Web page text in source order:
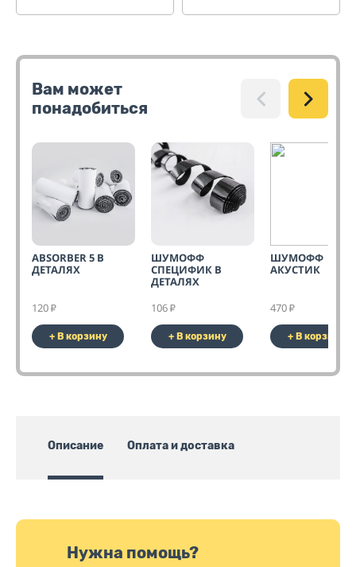
Вам может
понадобиться
ABSORBER 5 В
ДЕТАЛЯХ
120 ₽
+ В корзину
ШУМОФФ
СПЕЦИФИК В
ДЕТАЛЯХ
106 ₽
+ В корзину
ШУМОФФ
АКУСТИК
470 ₽
+ В корзину
Описание Оплата и доставка
Нужна помощь?